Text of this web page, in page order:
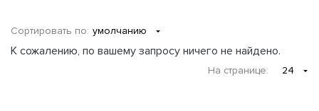
Сортировать по: умолчанию
К сожалению, по вашему запросу ничего не найдено.
На странице: 24